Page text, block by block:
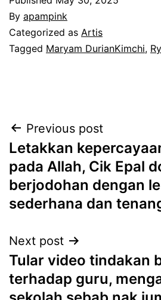
By apampink
Categorized as Artis
Tagged Maryam DurianKimchi,
Post
navigation
Previous post
Letakkan
pada Allah, Cik Epal
berjodohan dengan
sederhana dan
Next post
Tular video tindakan
terhadap guru,